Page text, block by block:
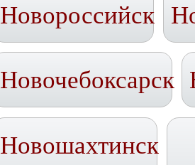
Новороссийск
Новочебоксарск
Новошахтинск